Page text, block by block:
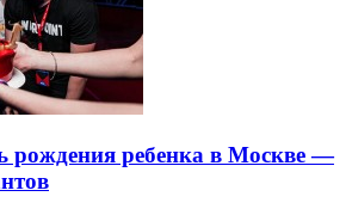
рождения ребенка в Москве —